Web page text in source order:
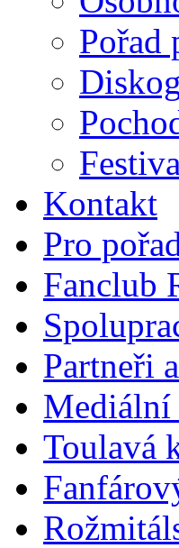
Pořad
Kontakt
Pro
Fanclub
Partneři
Mediální
Toulavá